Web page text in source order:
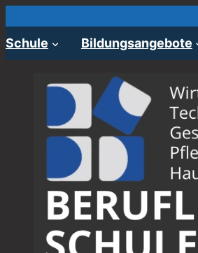
springen
Schule Bildungsangebote